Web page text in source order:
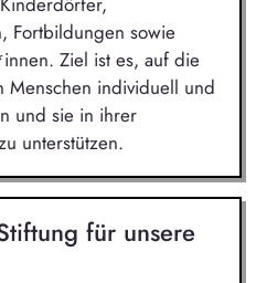
Fortbildungen sowie
Ziel ist es, auf die
Menschen individuell und
und sie in ihrer
unterstützen.
für unsere